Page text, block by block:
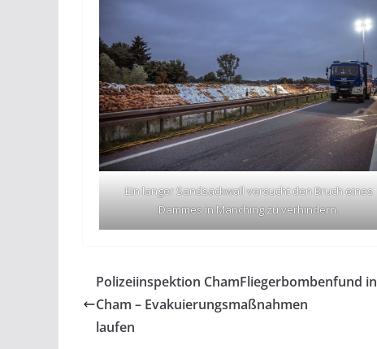
Ein langer Sandsackwall versucht den Bruch eines
Dammes in Manching zu verhindern.
Polizeiinspektion ChamFliegerbombenfund in
Cham – Evakuierungsmaßnahmen
laufen